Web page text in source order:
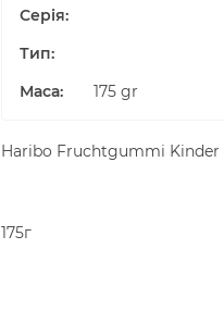
Серія:
Тип:
Маса: 175 gr
Haribo Fruchtgummi Kinder
175г